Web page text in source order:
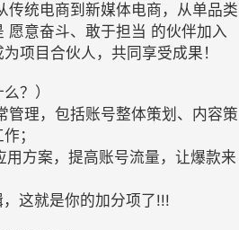
传统电商到新媒体电商，从单品类
愿意奋斗、敢于担当 的伙伴加入
项目合伙人，共同享受成果！
？）
管理，包括账号整体策划、内容策
；
方案，提高账号流量，让爆款来
这就是你的加分项了!!!